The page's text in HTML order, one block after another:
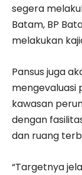
segera
Batam, BP
melakukan
Pansus juga
mengevaluasi
kawasan
dengan
dan ruang
“Targetnya